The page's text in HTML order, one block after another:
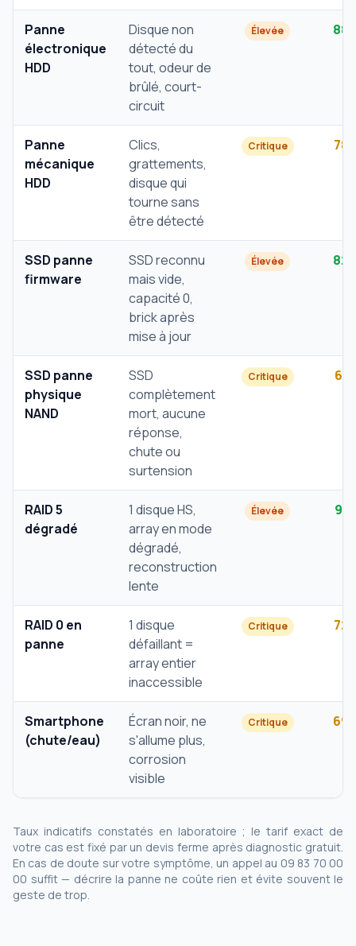
Panne
électronique
HDD
Disque non
détecté du
tout, odeur de
brûlé, court-
circuit
Élevée
Panne
mécanique
HDD
Clics,
grattements,
disque qui
tourne sans
être détecté
Critique
SSD panne
firmware
SSD reconnu
mais vide,
capacité 0,
brick après
mise à jour
Élevée
SSD panne
physique
NAND
SSD
complètement
mort, aucune
réponse,
chute ou
surtension
Critique
RAID 5
dégradé
1 disque HS,
array en mode
dégradé,
reconstruction
lente
Élevée
RAID 0 en
panne
1 disque
défaillant =
array entier
inaccessible
Critique
Smartphone
(chute/eau)
Écran noir, ne
s'allume plus,
corrosion
visible
Critique
Taux indicatifs constatés en laboratoire ; le tarif exact de
votre cas est fixé par un devis ferme après diagnostic gratuit.
En cas de doute sur votre symptôme, un appel au 09 83 70 00
00 suffit — décrire la panne ne coûte rien et évite souvent le
geste de trop.